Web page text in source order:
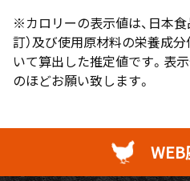
※カロリーの表示値は、日本
訂）及び使用原材料の栄養成
いて算出した推定値です。表
のほどお願い致します。